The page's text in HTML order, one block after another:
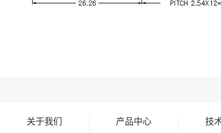
关于我们 产品中心 技